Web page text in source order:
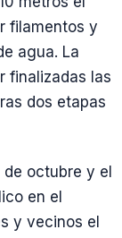
filamentos y
agua. La
finalizadas las
dos etapas
de octubre y el
en el
y vecinos el